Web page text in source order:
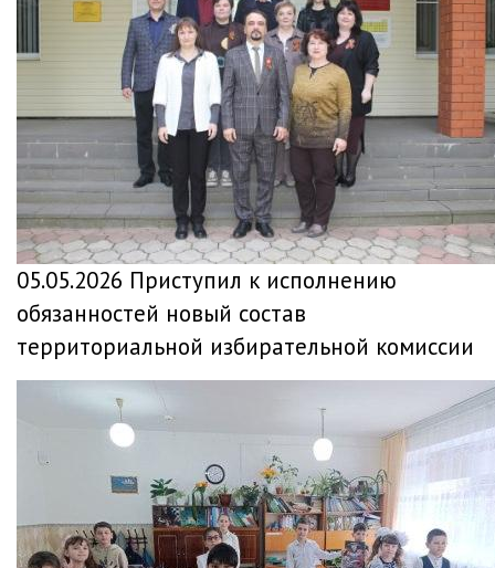
05.05.2026 Приступил к исполнению
обязанностей новый состав
территориальной избирательной комиссии